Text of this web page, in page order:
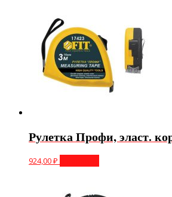
Рулетка Профи, эласт.
924,00₽